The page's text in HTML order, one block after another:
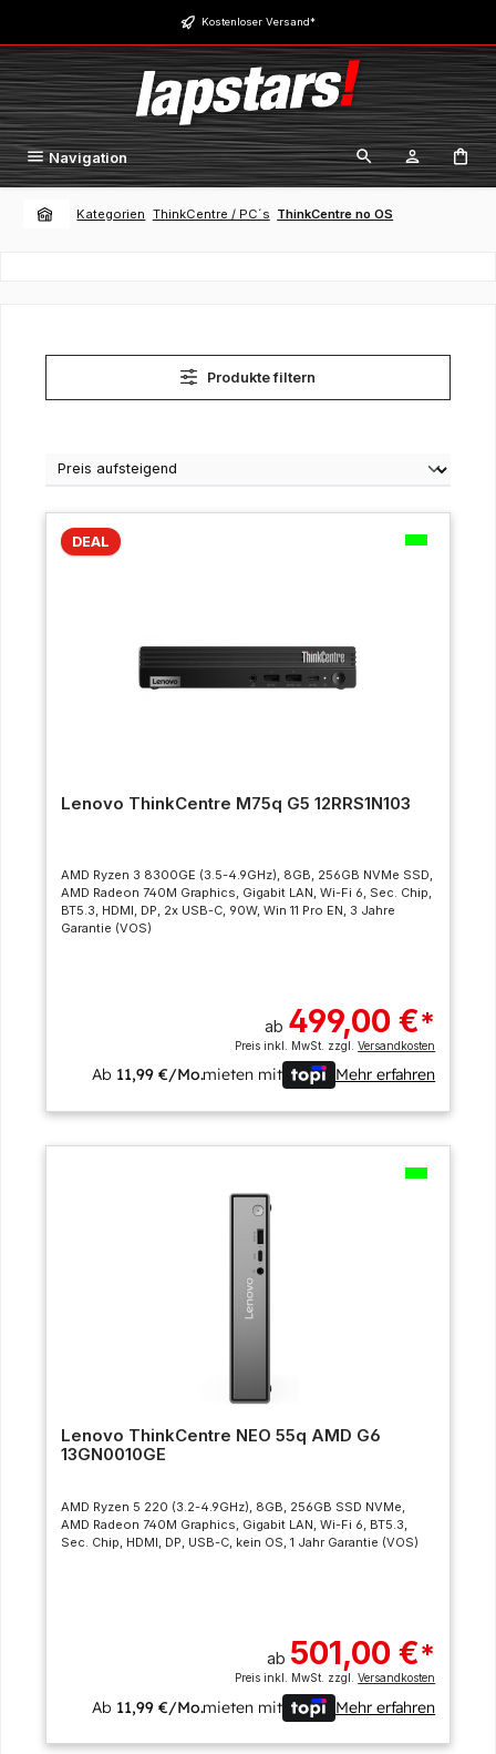
Zum Hauptinhalt springen Kostenloser Versand*
Navigation
Kategorien ThinkCentre / PC´s ThinkCentre no OS
Produkte filtern
DEAL
Lenovo ThinkCentre M75q G5 12RRS1N103
AMD Ryzen 3 8300GE (3.5-4.9GHz), 8GB, 256GB NVMe SSD,
AMD Radeon 740M Graphics, Gigabit LAN, Wi-Fi 6, Sec. Chip,
BT5.3, HDMI, DP, 2x USB-C, 90W, Win 11 Pro EN, 3 Jahre
Garantie (VOS)
ab 499,00 €*
Preis inkl. MwSt. zzgl.Versandkosten
Ab 11,99 €/Mo.mieten mit Mehr erfahren
Lenovo ThinkCentre NEO 55q AMD G6
13GN0010GE
AMD Ryzen 5 220 (3.2-4.9GHz), 8GB, 256GB SSD NVMe,
AMD Radeon 740M Graphics, Gigabit LAN, Wi-Fi 6, BT5.3,
Sec. Chip, HDMI, DP, USB-C, kein OS, 1 Jahr Garantie (VOS)
ab 501,00 €*
Preis inkl. MwSt. zzgl.Versandkosten
Ab 11,99 €/Mo.mieten mit Mehr erfahren